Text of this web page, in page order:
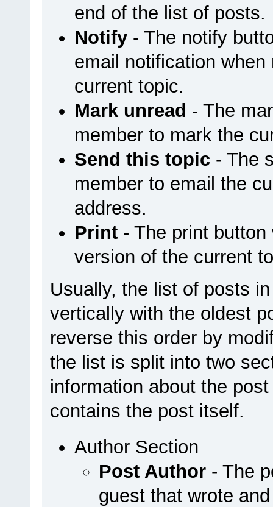
end of the list of posts.
Notify- The notify
email notification
current topic.
Mark unread - The
member to mark the
Send this topic- The
member to email the
address.
Print- The print button
version of the current
Usually, the list of posts
vertically with the oldest
reverse this order by
the list is split into two
information about the
contains the post itself.
Author Section
Post Author- The
guest that wrote